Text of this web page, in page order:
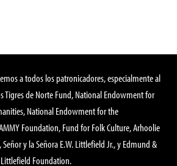
a todos los patronicadores, especialmente al
Tigres de Norte Fund, National Endowment for
National Endowment for the
Foundation, Fund for Folk Culture, Arhoolie
Señor y la Señora E.W. Littlefield Jr., y Edmund &
Foundation.